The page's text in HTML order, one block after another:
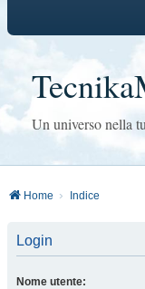
Un universo nella
Home Indice
Login
Nome utente: